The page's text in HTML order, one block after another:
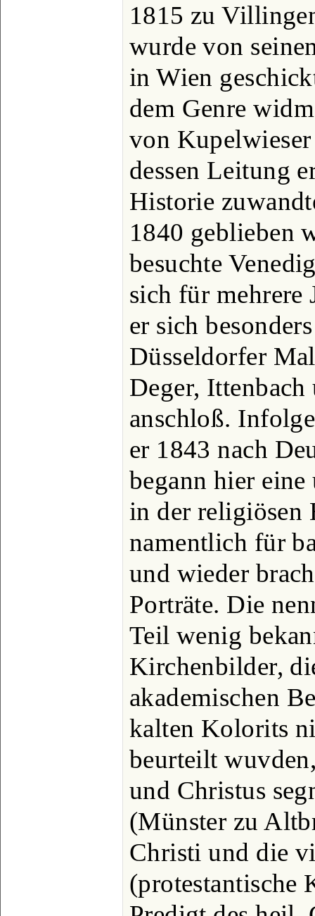
1815 zu
wurde von
in Wien
dem Genre
von
dessen Leitung
Historie
1840 geblieben
besuchte
sich für mehrere
er sich
Düsseldorfer
Deger,
anschloß.
er 1843 nach
begann hier
in der religiösen
namentlich für
und wieder
Porträte. Die
Teil wenig
Kirchenbilder,
akademischen
kalten Kolorits
beurteilt
und Christus
(Münster zu
Christi und die
(protestantische